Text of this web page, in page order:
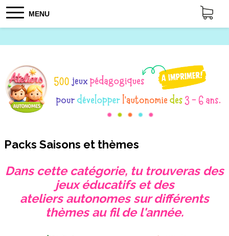
MENU
Packs Saisons et thèmes
Dans cette catégorie, tu trouveras des
jeux éducatifs et des
ateliers autonomes sur différents
thèmes au fil de l'année.